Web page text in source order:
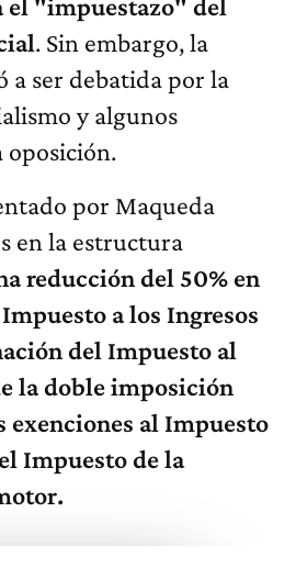
"impuestazo" del
. Sin embargo, la
a ser debatida por la
y algunos
oposición.
por Maqueda
en la estructura
reducción del 50% en
a los Ingresos
del Impuesto al
la doble imposición
exenciones al Impuesto
Impuesto de la